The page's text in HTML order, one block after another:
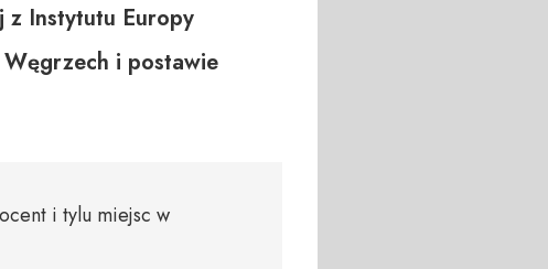
z Instytutu Europy
i postawie
i tylu miejsc w